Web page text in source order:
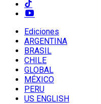
Ediciones
ARGENTINA
BRASIL
CHILE
GLOBAL
MÉXICO
PERU
US ENGLISH